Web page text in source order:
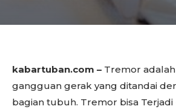
kabartuban.com – Tremor
gangguan gerak yang ditandai
bagian tubuh. Tremor bisa Terjadi